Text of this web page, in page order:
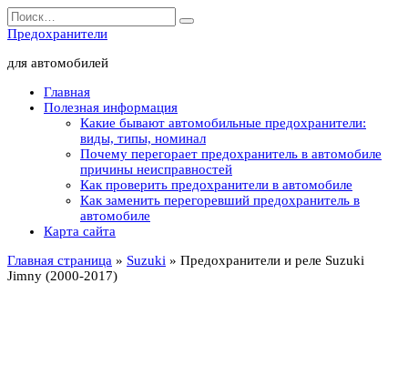
Перейти
к
содержанию
Search
for:
Предохранители
для автомобилей
Главная
Полезная информация
Какие бывают автомобильные предохранители:
виды, типы, номинал
Почему перегорает предохранитель в автомобиле
причины неисправностей
Как проверить предохранители в автомобиле
Как заменить перегоревший предохранитель в
автомобиле
Карта сайта
Главная страница » Suzuki » Предохранители и реле Suzuki
Jimny (2000-2017)